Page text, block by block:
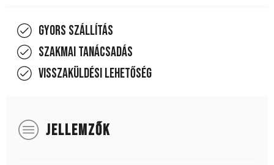
Gyors szállítás
Szakmai tanácsadás
Visszaküldési lehetőség
JELLEMZŐK